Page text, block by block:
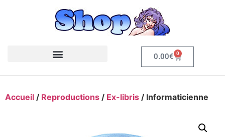
0.00€ 0
Accueil / Reproductions / Ex-libris / Informaticienne